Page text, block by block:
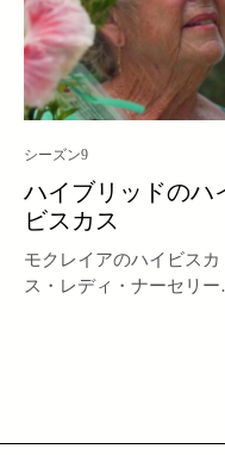
シーズン9
ハイブリッドのハ
ビスカス
モクレイアのハイビスカ
ス・レディ・ナーセリー